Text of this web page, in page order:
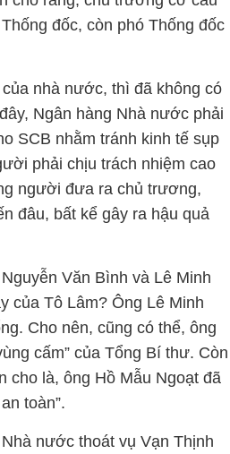
đốc, còn phó Thống đốc
nhà nước, thì đã không có
Ngân hàng Nhà nước phải
SCB nhằm tránh kinh tế sụp
phải chịu trách nhiệm cao
người đưa ra chủ trương,
đâu, bất kể gây ra hậu quả
Văn Bình và Lê Minh
của Tô Lâm? Ông Lê Minh
Cho nên, cũng có thể, ông
cấm” của Tổng Bí thư. Còn
cho là, ông Hồ Mẫu Ngoạt đã
toàn”.
nước thoát vụ Vạn Thịnh